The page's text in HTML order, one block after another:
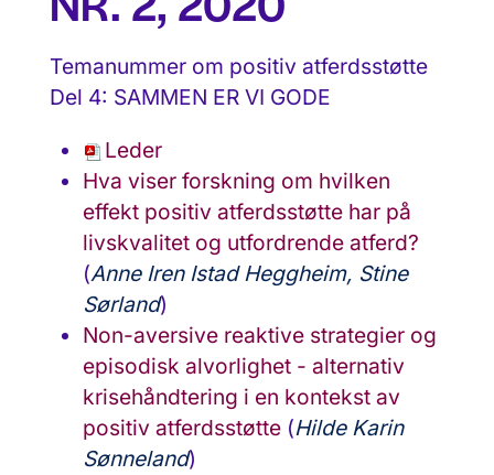
Temanummer om positiv atferdsstøtte
Del 4: SAMMEN ER VI GODE
Leder
Hva viser forskning om hvilken
effekt positiv atferdsstøtte har på
livskvalitet og utfordrende atferd?
(Anne Iren Istad Heggheim, Stine
Sørland)
Non-aversive reaktive strategier og
episodisk alvorlighet - alternativ
krisehåndtering i en kontekst av
positiv atferdsstøtte (Hilde Karin
Sønneland)